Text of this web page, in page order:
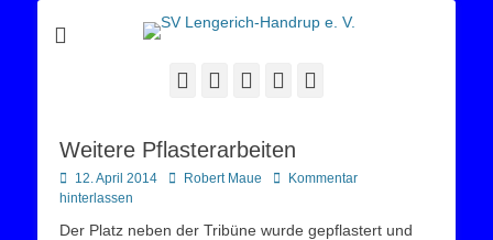
SV Lengerich-
Handrup e. V.
Sportverein Lengerich Handrup
Facebook
Twitter YouTube
Weitere Pflasterarbeiten
Posted
on
12. April 2014 AutorRobert Maue
Kommentar
hinterlassen
Der Platz neben der Tribüne wurde gepflastert und